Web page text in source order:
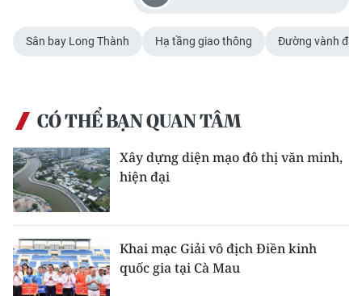
Sân bay Long Thành Hạ tầng giao thông Đường vành đai
CÓ THỂ BẠN QUAN TÂM
Xây dựng diện mạo đô thị văn minh,
hiện đại
Khai mạc Giải vô địch Điền kinh
quốc gia tại Cà Mau